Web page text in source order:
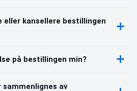
eller kansellere bestillingen
på bestillingen min?
av